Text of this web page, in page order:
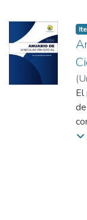
(
El